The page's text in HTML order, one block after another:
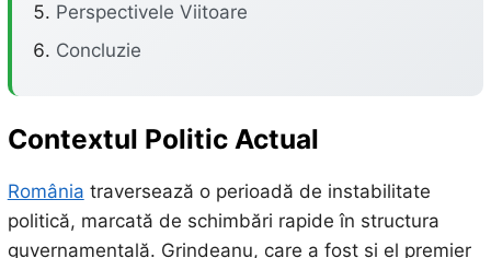
Perspectivele Viitoare
Concluzie
Contextul Politic Actual
România traversează o perioadă de instabilitate
politică, marcată de schimbări rapide în structura
guvernamentală. Grindeanu, care a fost și el premier